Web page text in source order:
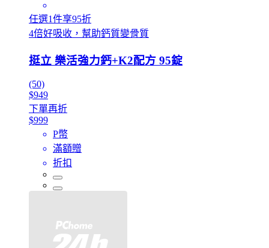
任選1件享95折
4倍好吸收，幫助鈣質變骨質
挺立 樂活強力鈣+K2配方 95錠
(50)
$949
下單再折
$999
P幣
滿額贈
折扣